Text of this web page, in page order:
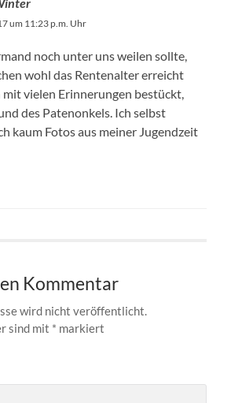
um 11:23 p.m. Uhr
noch unter uns weilen sollte,
wohl das Rentenalter erreicht
vielen Erinnerungen bestückt,
des Patenonkels. Ich selbst
kaum Fotos aus meiner Jugendzeit
Kommentar
wird nicht veröffentlicht.
sind mit * markiert